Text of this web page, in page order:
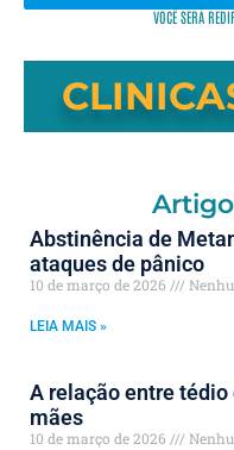
VOCÊ SERÁ
Abstinência de
ataques de pânico
10 de março de 2026
LEIA MAIS »
A relação entre
mães
10 de março de 2026